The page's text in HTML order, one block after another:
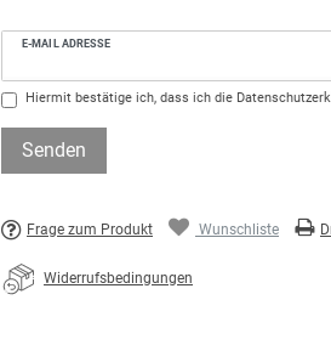
E-MAIL ADRESSE
Hiermit bestätige ich, dass ich die
Senden
Frage zum Produkt Wunschliste
Widerrufsbedingungen